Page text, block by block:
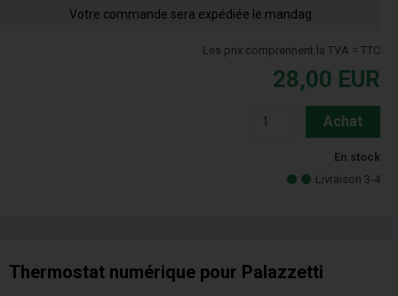
Votre commande sera expédiée le mandag
Les prix comprennent la TVA = TTC
28,00 EUR
Achat
En stock
Livraison 3-4
Thermostat numérique pour Palazzetti